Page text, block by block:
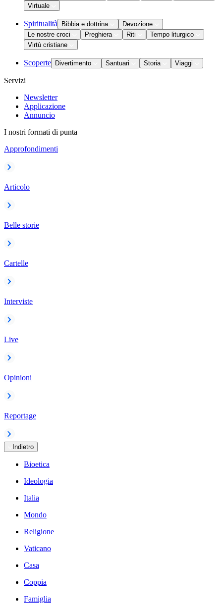
Virtuale
Spiritualità Bibbia e dottrina
Devozione
Le nostre croci
Preghiera Riti
Tempo liturgico
Virtù cristiane
Scoperte Divertimento Santuari Storia Viaggi
Servizi
Newsletter
Applicazione
Annuncio
I nostri formati di punta
Approfondimenti
Articolo
Belle storie
Cartelle
Interviste
Live
Opinioni
Reportage
Indietro
Bioetica
Ideologia
Italia
Mondo
Religione
Vaticano
Casa
Coppia
Famiglia